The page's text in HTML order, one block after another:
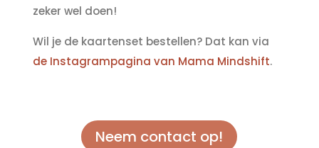
zeker wel doen!
Wil je de kaartenset bestellen? Dat kan via
de Instagrampagina van Mama Mindshift.
Neem contact op!